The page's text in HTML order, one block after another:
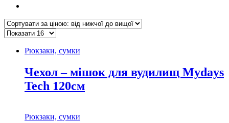
Рюкзаки, сумки
Чехол – мішок для вудилищ Mydays
Tech 120см
Рюкзаки, сумки